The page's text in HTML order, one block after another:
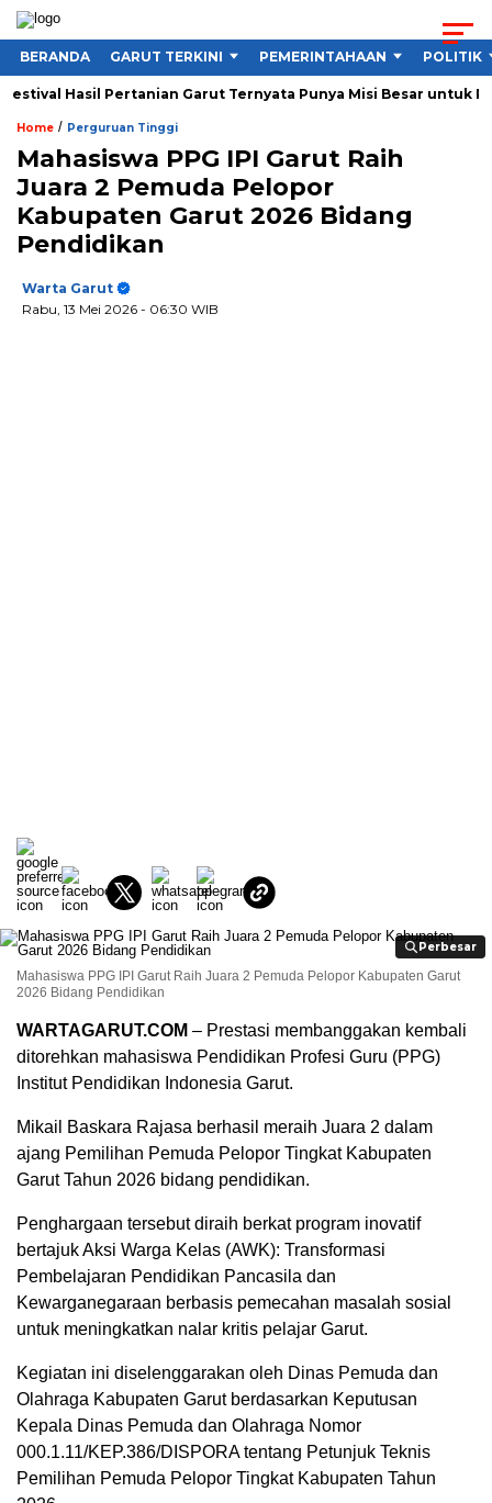
BERANDA GARUT TERKINI PEMERINTAHAAN POLITIK
Hasil Pertanian Garut Ternyata Punya Misi Besar untuk Petani
Home / Perguruan Tinggi
Mahasiswa PPG IPI Garut Raih
Juara 2 Pemuda Pelopor
Kabupaten Garut 2026 Bidang
Pendidikan
Warta Garut
Rabu, 13 Mei 2026 - 06:30 WIB
Perbesar
Perbesar
Mahasiswa PPG IPI Garut Raih Juara 2 Pemuda Pelopor Kabupaten Garut
2026 Bidang Pendidikan
WARTAGARUT.COM – Prestasi membanggakan kembali
ditorehkan mahasiswa Pendidikan Profesi Guru (PPG)
Institut Pendidikan Indonesia Garut.
Mikail Baskara Rajasa berhasil meraih Juara 2 dalam
ajang Pemilihan Pemuda Pelopor Tingkat Kabupaten
Garut Tahun 2026 bidang pendidikan.
Penghargaan tersebut diraih berkat program inovatif
bertajuk Aksi Warga Kelas (AWK): Transformasi
Pembelajaran Pendidikan Pancasila dan
Kewarganegaraan berbasis pemecahan masalah sosial
untuk meningkatkan nalar kritis pelajar Garut.
Kegiatan ini diselenggarakan oleh Dinas Pemuda dan
Olahraga Kabupaten Garut berdasarkan Keputusan
Kepala Dinas Pemuda dan Olahraga Nomor
000.1.11/KEP.386/DISPORA tentang Petunjuk Teknis
Pemilihan Pemuda Pelopor Tingkat Kabupaten Tahun